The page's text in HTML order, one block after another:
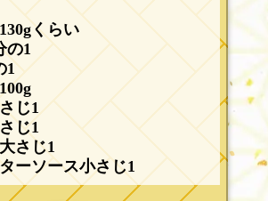
くらい
の1
1
じ1
じ1
さじ1
ーソース小さじ1